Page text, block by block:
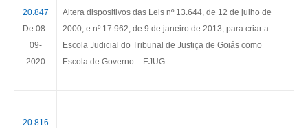
20.847
De 08-
09-
2020
Altera dispositivos das Leis nº 13.644, de 12 de julho de
2000, e nº 17.962, de 9 de janeiro de 2013, para criar a
Escola Judicial do Tribunal de Justiça de Goiás como
Escola de Governo – EJUG.
20.816